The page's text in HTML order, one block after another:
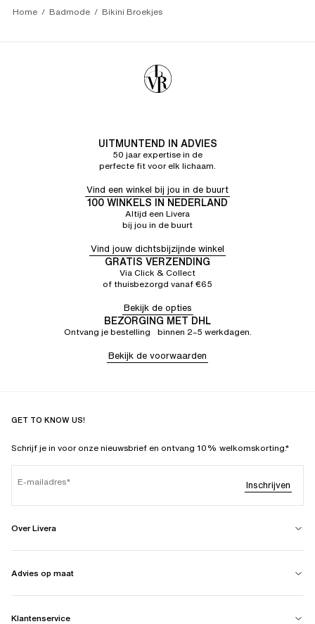
Goed product
Goede pasvormMooie kleuren.
Home Badmode Bikini Broekjes
UITMUNTEND IN ADVIES
50 jaar expertise in de
perfecte fit voor elk lichaam.
Vind een winkel bij jou in de buurt
100 WINKELS IN NEDERLAND
Altijd een Livera
bij jou in de buurt
Vind jouw dichtsbijzijnde winkel
GRATIS VERZENDING
Via Click & Collect
of thuisbezorgd vanaf €65
Bekijk de opties
BEZORGING MET DHL
Ontvang je bestelling binnen 2–5 werkdagen.
Bekijk de voorwaarden
GET TO KNOW US!
Schrijf je in voor onze nieuwsbrief en ontvang 10% welkomskorting.*
E-mailadres Inschrijven
Over Livera
Advies op maat
Klantenservice